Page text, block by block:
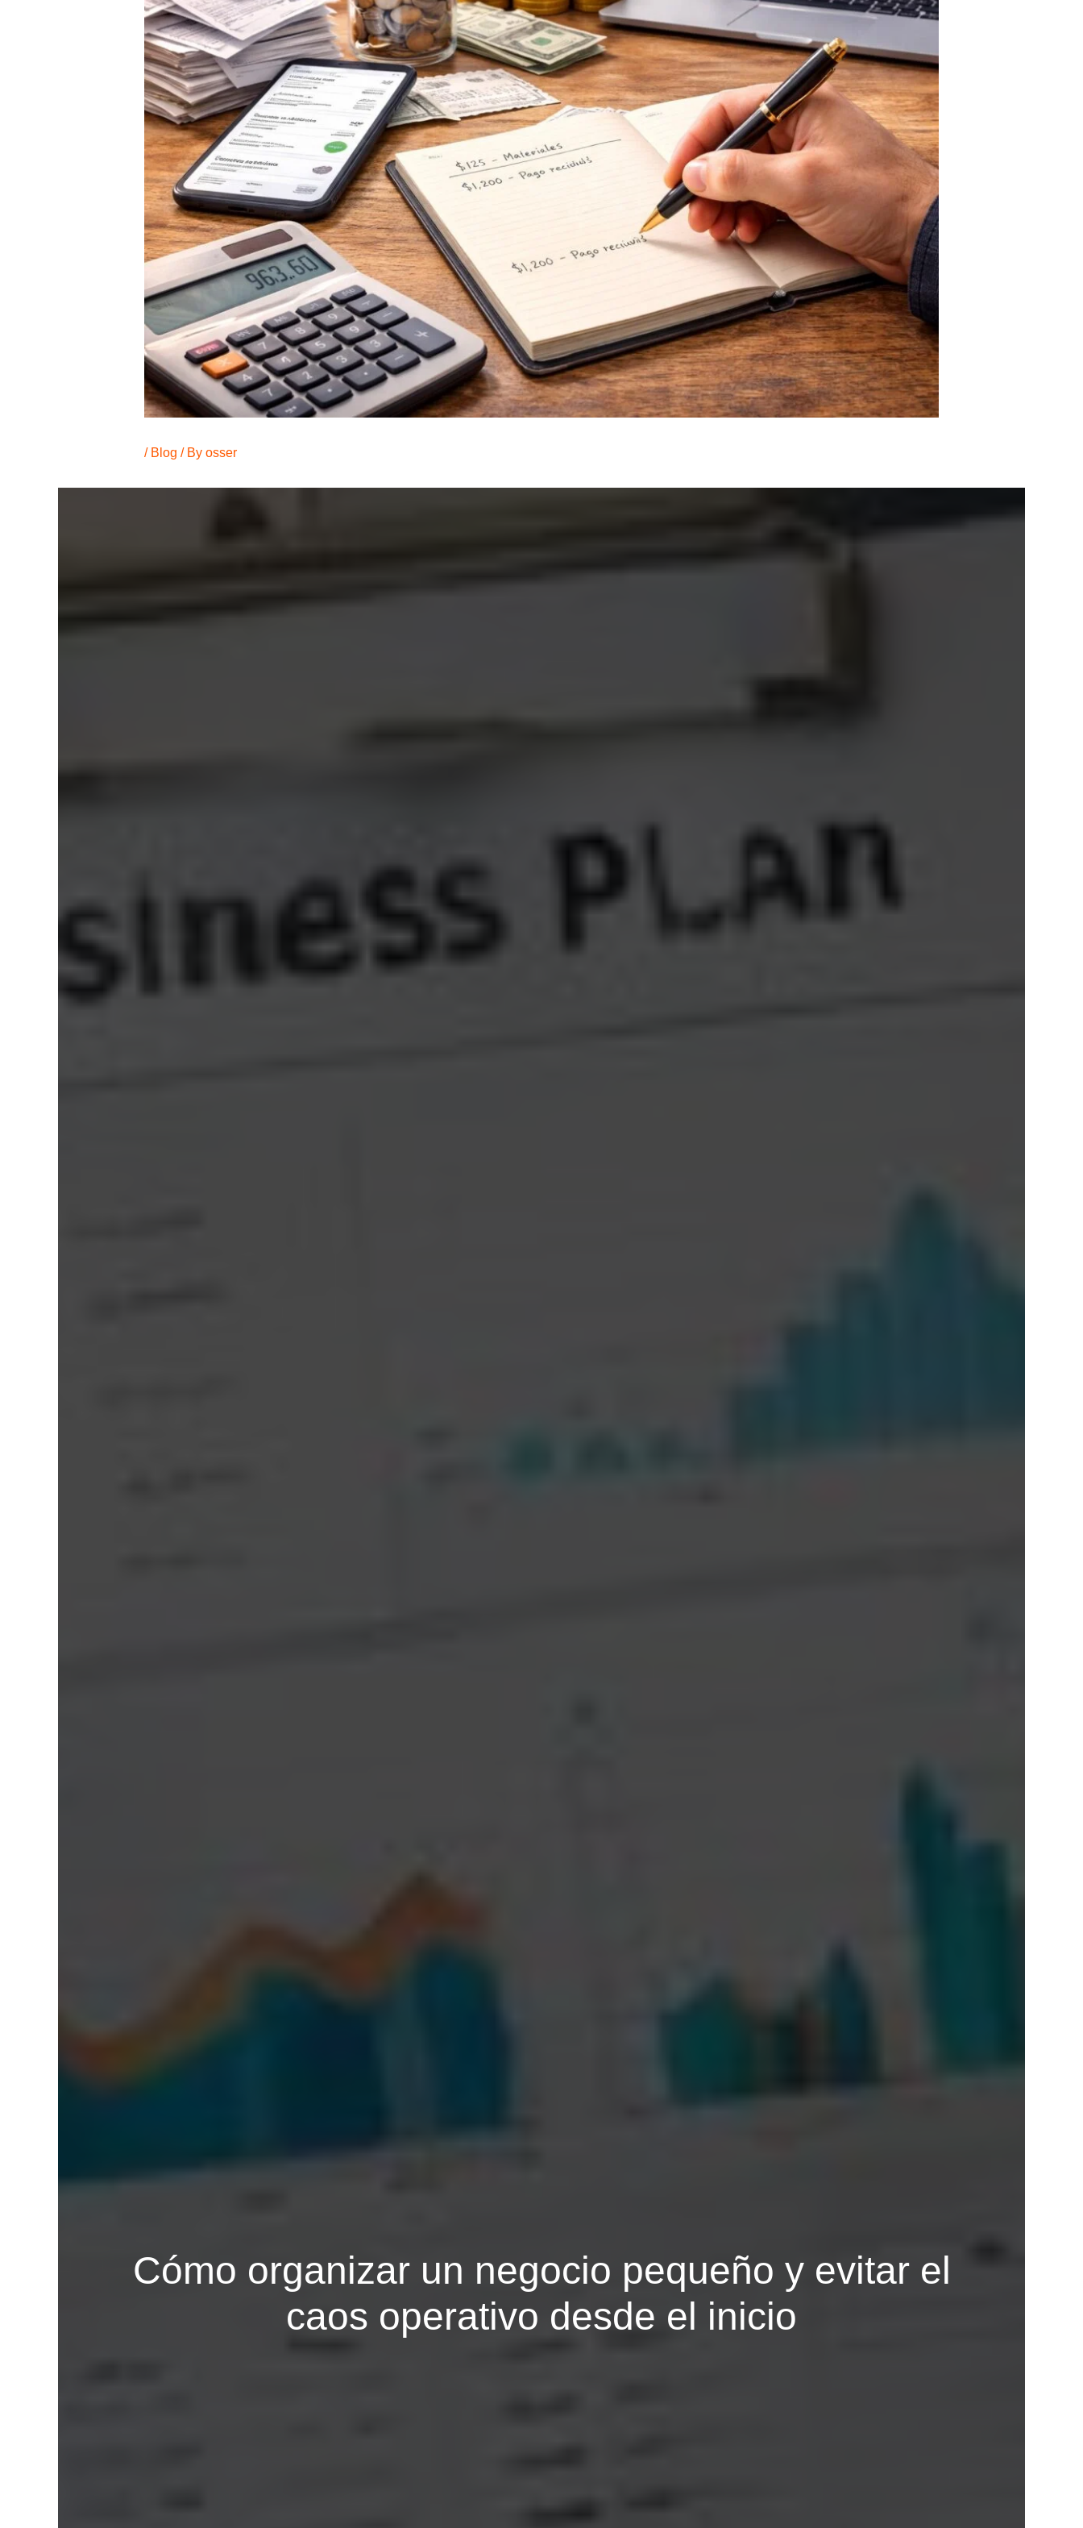
/ Blog / By osser
Cómo organizar un negocio pequeño y evitar el
caos operativo desde el inicio